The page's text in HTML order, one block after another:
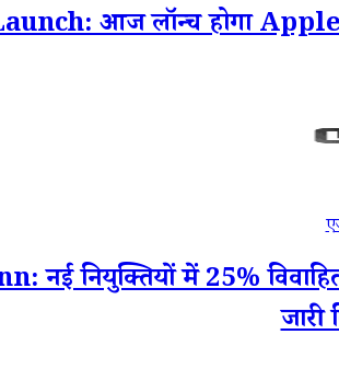
आज लॉन्च होगा
नियुक्तियों में 25%
जारी